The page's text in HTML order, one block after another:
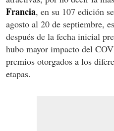
Francia, en su 107 edición
agosto al 20 de septiembre,
después de la fecha inicial
hubo mayor impacto del
premios otorgados a los
etapas.